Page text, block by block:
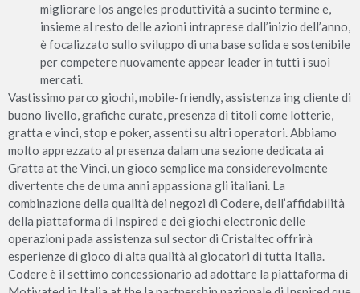
migliorare los angeles produttività a sucinto termine e,
insieme al resto delle azioni intraprese dall’inizio dell’anno,
è focalizzato sullo sviluppo di una base solida e sostenibile
per competere nuovamente appear leader in tutti i suoi
mercati.
Vastissimo parco giochi, mobile-friendly, assistenza ing cliente di
buono livello, grafiche curate, presenza di titoli come lotterie,
gratta e vinci, stop e poker, assenti su altri operatori. Abbiamo
molto apprezzato al presenza dalam una sezione dedicata ai
Gratta at the Vinci, un gioco semplice ma considerevolmente
divertente che de uma anni appassiona gli italiani. La
combinazione della qualità dei negozi di Codere, dell’affidabilità
della piattaforma di Inspired e dei giochi electronic delle
operazioni pada assistenza sul sector di Cristaltec offrirà
esperienze di gioco di alta qualità ai giocatori di tutta Italia.
Codere è il settimo concessionario ad adottare la piattaforma di